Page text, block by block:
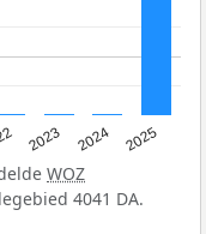
2023 2024 2025
WOZ
4041 DA.